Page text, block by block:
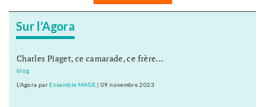
Sur l’Agora
Charles Piaget, ce camarade, ce frère...
blog
L'Agora parEnsemble MAGE |09 novembre 2023